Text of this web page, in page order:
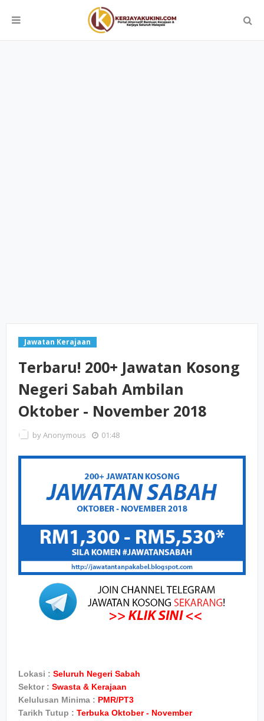
Jawatan Kerajaan
Terbaru! 200+ Jawatan Kosong
Negeri Sabah Ambilan
Oktober - November 2018
byAnonymous 01:48
Lokasi : Seluruh Negeri Sabah
Sektor : Swasta & Kerajaan
Kelulusan Minima : PMR/PT3
Tarikh Tutup : Terbuka Oktober - November